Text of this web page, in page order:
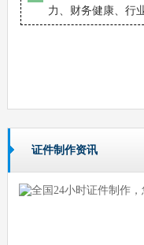
力、财务健康、行
证件制作资讯